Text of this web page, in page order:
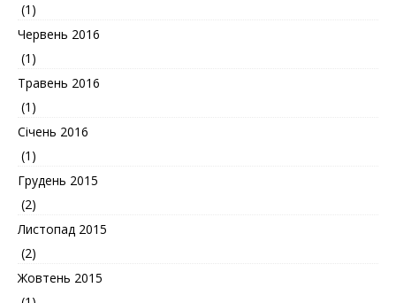
(1)
Червень 2016
(1)
Травень 2016
(1)
Січень 2016
(1)
Грудень 2015
(2)
Листопад 2015
(2)
Жовтень 2015